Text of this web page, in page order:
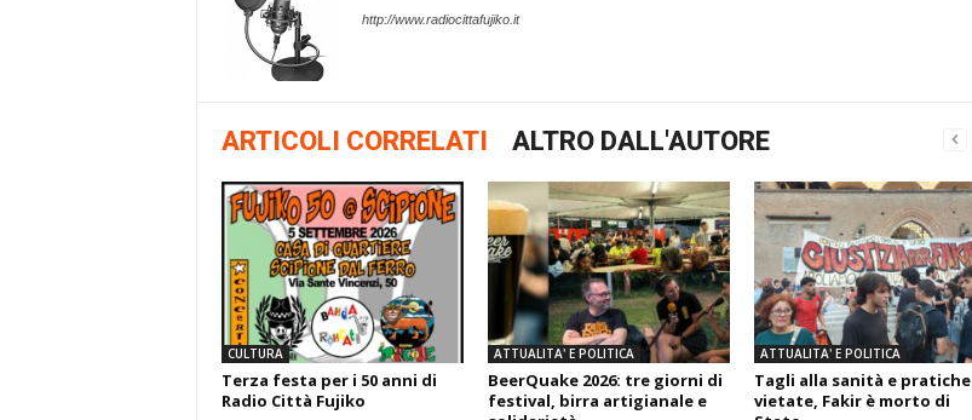
http://www.radiocittafujiko.it
ARTICOLI CORRELATI ALTRO DALL'AUTORE
CULTURA
Terza festa per i 50 anni di
Radio Città Fujiko
ATTUALITA' E POLITICA
BeerQuake 2026: tre giorni di
festival, birra artigianale e
ATTUALITA' E POLITICA
Tagli alla sanità e pratiche
vietate, Fakir è morto di